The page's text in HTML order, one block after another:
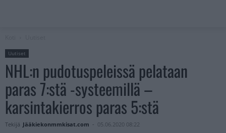
Uutiset
NHL:n pudotuspeleissä pelataan
paras 7:stä -systeemillä –
karsintakierros paras 5:stä
Tekijä Jääkiekonmmkisat.com - 05.06.2020 08:22